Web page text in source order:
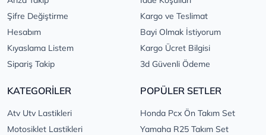
Şifre Değiştirme
Hesabım
Kıyaslama Listem
Sipariş Takip
Kargo ve Teslimat
Bayi Olmak İstiyorum
Kargo Ücret Bilgisi
3d Güvenli Ödeme
KATEGORİLER
Atv Utv Lastikleri
Motosiklet Lastikleri
POPÜLER SETLER
Honda Pcx Ön Takım Set
Yamaha R25 Takım Set